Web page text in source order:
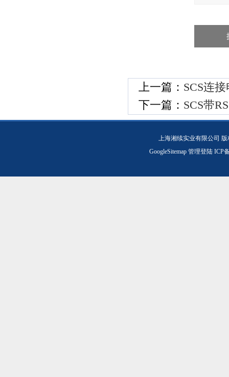
上一篇： SCS连
下一篇： SCS带
上海湘续实业有限公司
GoogleSitemap 管理登陆ICP